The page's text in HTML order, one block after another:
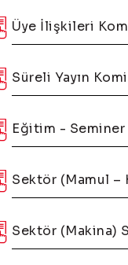
Üye İlişkileri
Süreli Yayın
Eğitim -
Sektör (Mamul –
Sektör (Makina)